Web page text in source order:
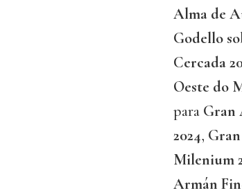
Alma de
Godello
Cercada
Oeste do
para Gran
2024,
Milenium
Armán